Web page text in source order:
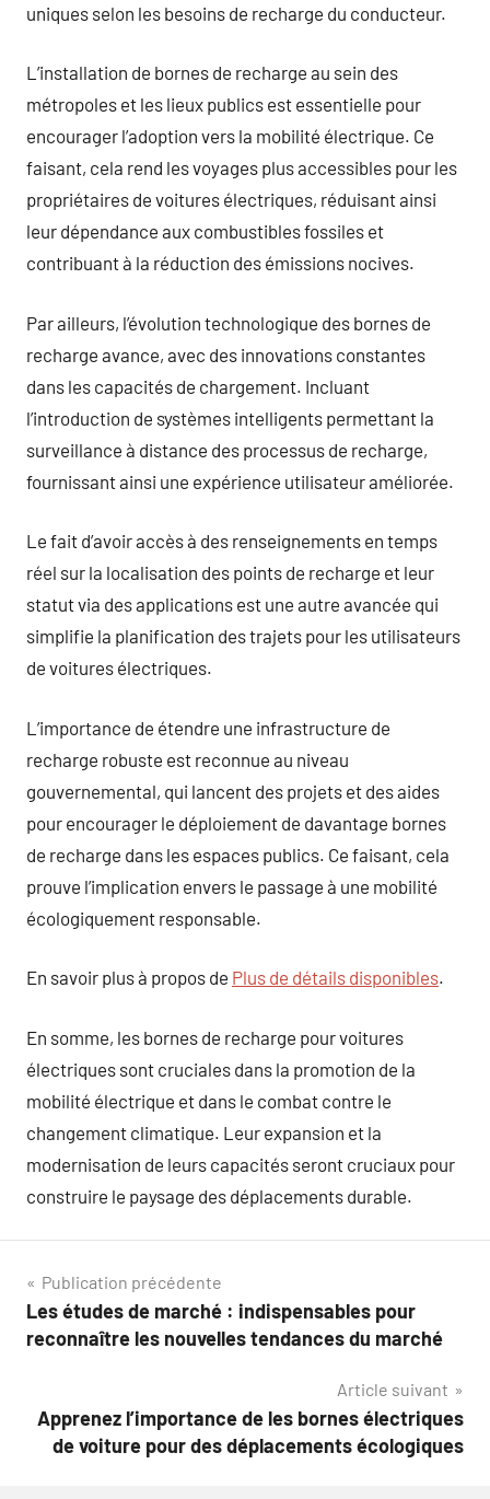
uniques selon les besoins de recharge du conducteur.
L’installation de bornes de recharge au sein des
métropoles et les lieux publics est essentielle pour
encourager l’adoption vers la mobilité électrique. Ce
faisant, cela rend les voyages plus accessibles pour les
propriétaires de voitures électriques, réduisant ainsi
leur dépendance aux combustibles fossiles et
contribuant à la réduction des émissions nocives.
Par ailleurs, l’évolution technologique des bornes de
recharge avance, avec des innovations constantes
dans les capacités de chargement. Incluant
l’introduction de systèmes intelligents permettant la
surveillance à distance des processus de recharge,
fournissant ainsi une expérience utilisateur améliorée.
Le fait d’avoir accès à des renseignements en temps
réel sur la localisation des points de recharge et leur
statut via des applications est une autre avancée qui
simplifie la planification des trajets pour les utilisateurs
de voitures électriques.
L’importance de étendre une infrastructure de
recharge robuste est reconnue au niveau
gouvernemental, qui lancent des projets et des aides
pour encourager le déploiement de davantage bornes
de recharge dans les espaces publics. Ce faisant, cela
prouve l’implication envers le passage à une mobilité
écologiquement responsable.
En savoir plus à propos de Plus de détails disponibles.
En somme, les bornes de recharge pour voitures
électriques sont cruciales dans la promotion de la
mobilité électrique et dans le combat contre le
changement climatique. Leur expansion et la
modernisation de leurs capacités seront cruciaux pour
construire le paysage des déplacements durable.
Navigation
de
Publication précédente
Les études de marché : indispensables pour
reconnaître les nouvelles tendances du marché
Article suivant
Apprenez l’importance de les bornes électriques
de voiture pour des déplacements écologiques